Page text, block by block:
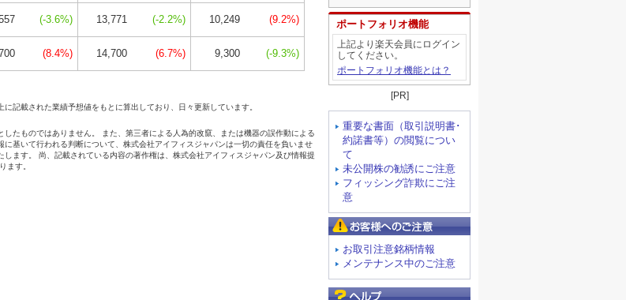
ポートフォリオ機能
上記より楽天会員にログイン
してください。
ポートフォリオ機能とは？
[PR]
重要な書面（取引説明書･
約諾書等）の閲覧につい
て
未公開株の勧誘にご注意
フィッシング詐欺にご注
意
お取引注意銘柄情報
メンテナンス中のご注意